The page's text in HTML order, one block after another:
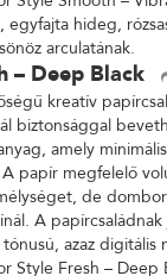
egyfajta hideg,
arculatának.
– Deep Black
kreatív
biztonsággal
amely
papír megfelelő
de
A
azaz digitális
Style Fresh –